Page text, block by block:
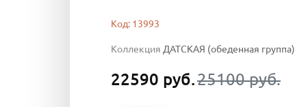
Код: 13993
Коллекция ДАТСКАЯ (обеденная группа)
22590 руб.25100 руб.